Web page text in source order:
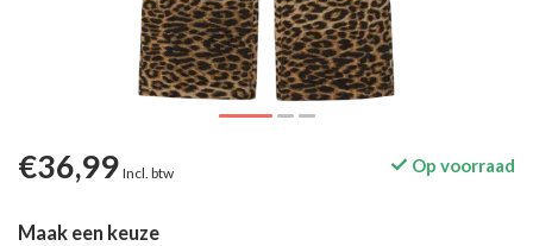
€36,99 Incl. btw Op voorraad
Maak een keuze